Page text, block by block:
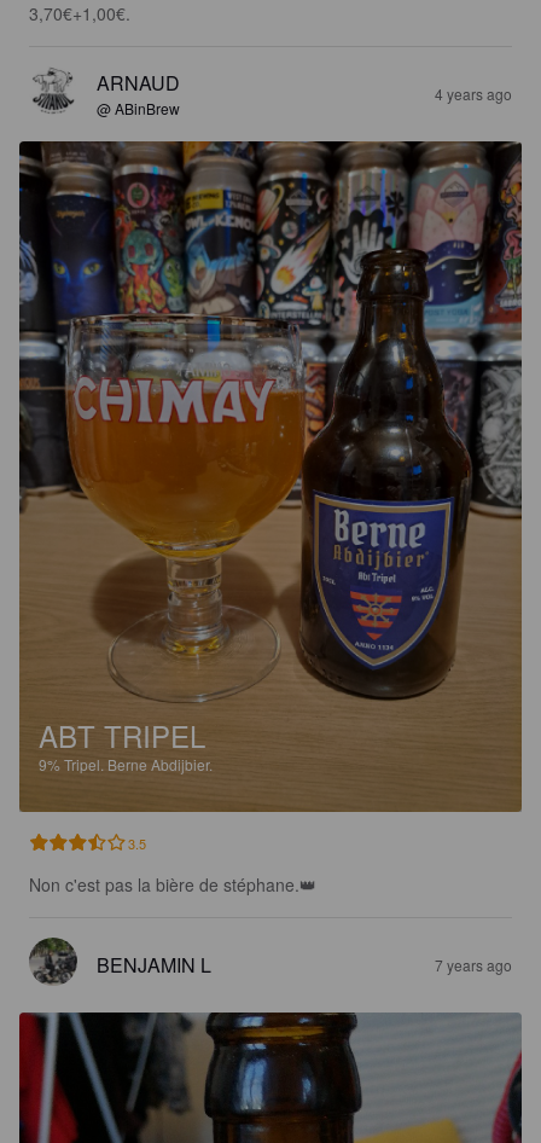
3,70€+1,00€.
ARNAUD
@ ABinBrew
4 years ago
ABT TRIPEL
9%Tripel. Berne Abdijbier.
3.5
Non c'est pas la bière de stéphane.👑
BENJAMIN L 7 years ago